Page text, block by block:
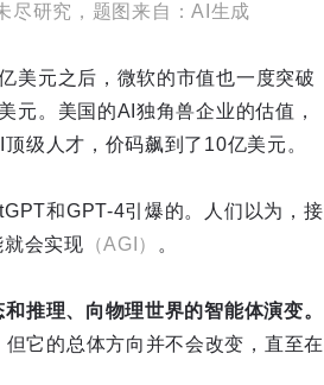
尽研究，题图来自：AI生成
美元之后，微软的市值也一度突破
元。美国的AI独角兽企业的估值，
级人才，价码飙到了10亿美元。
和GPT-4引爆的。人们以为，接
会实现 （AGI） 。
推理、向物理世界的智能体演变。
它的总体方向并不会改变，直至在